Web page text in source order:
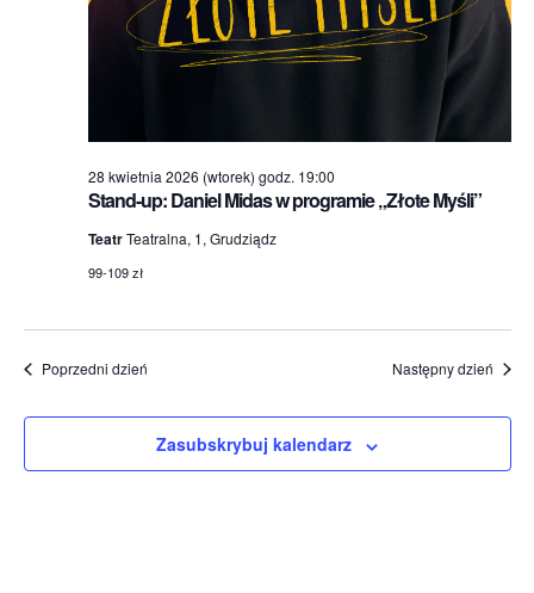
Stand-up: Daniel Midas w programie „Złote Myśli”
28 kwietnia 2026 (wtorek) godz. 19:00
TeatrTeatralna, 1, Grudziądz
99-109 zł
Poprzedni dzień Następny dzień
Zasubskrybuj kalendarz